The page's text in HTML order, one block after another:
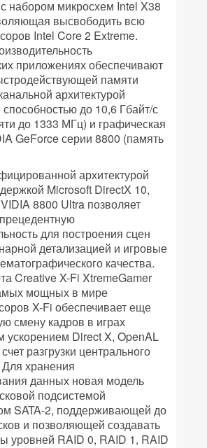
набором микросхем Intel X38
высвободить всю
Intel Core 2 Extreme.
приложениях обеспечивают
памяти
архитектурой
способностью до 10,6 Гбайт/с
до 1333 МГц) и графическая
GeForce серии 8800 (память
архитектурой
Microsoft DirectX 10,
8800 Ultra позволяет
для построения сцен
детализацией и игровые
качества.
Creative X-Fi XtremeGamer
мощных в мире
X-Fi обеспечивает еще
смену кадров в играх
ускорением Direct X, OpenAL
разгрузки центрального
хранения
данных новая модель
подсистемой
SATA-2, поддерживающей до
и позволяющей создавать
уровней RAID 0, RAID 1, RAID